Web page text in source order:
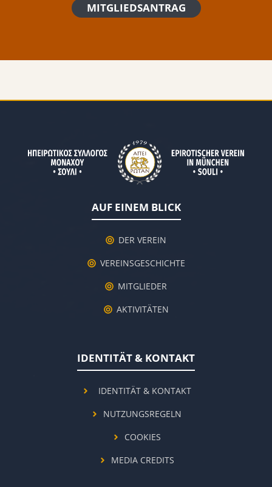
MITGLIEDSANTRAG
AUF EINEM BLICK
DER VEREIN
VEREINSGESCHICHTE
MITGLIEDER
AKTIVITÄTEN
IDENTITÄT & KONTAKT
IDENTITÄT & KONTAKT
NUTZUNGSREGELN
COOKIES
MEDIA CREDITS